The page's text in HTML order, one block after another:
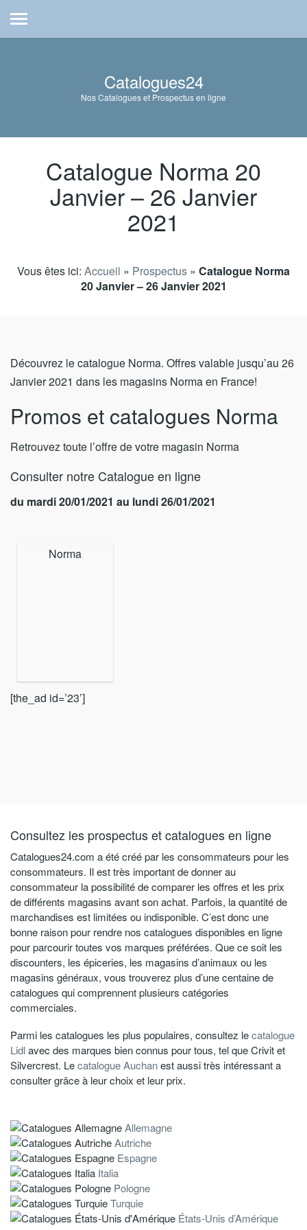
Catalogues24
Nos Catalogues et Prospectus en ligne
Catalogue Norma 20
Janvier – 26 Janvier
2021
Vous êtes ici: Accueil » Prospectus » Catalogue Norma
20 Janvier – 26 Janvier 2021
Découvrez le catalogue Norma. Offres valable jusqu’au 26
Janvier 2021 dans les magasins Norma en France!
Promos et catalogues Norma
Retrouvez toute l’offre de votre magasin Norma
Consulter notre Catalogue en ligne
du mardi 20/01/2021 au lundi 26/01/2021
Norma
[the_ad id=’23’]
Consultez les prospectus et catalogues en ligne
Catalogues24.com a été créé par les consommateurs pour les
consommateurs. Il est très important de donner au
consommateur la possibilité de comparer les offres et les prix
de différents magasins avant son achat. Parfois, la quantité de
marchandises est limitées ou indisponible. C’est donc une
bonne raison pour rendre nos catalogues disponibles en ligne
pour parcourir toutes vos marques préférées. Que ce soit les
discounters, les épiceries, les magasins d’animaux ou les
magasins généraux, vous trouverez plus d’une centaine de
catalogues qui comprennent plusieurs catégories
commerciales.
Parmi les catalogues les plus populaires, consultez lecatalogue
Lidlavec des marques bien connus pour tous, tel que Crivit et
Silvercrest. Lecatalogue Auchanest aussi très intéressant a
consulter grâce à leur choix et leur prix.
Allemagne
Autriche
Espagne
Italia
Pologne
Turquie
États-Unis d’Amérique